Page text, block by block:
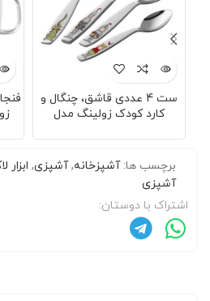
ست 4 عددی قاشق، چنگال و
کارد کودک زولینگ مدل
برچسب ها:آشپزخانه,آشپزی, ابزار
آشپزی
اشتراک با دوستان: